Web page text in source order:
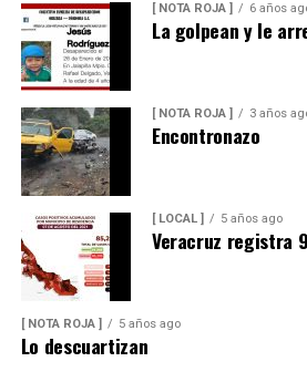
[ NOTA ROJA ] 6 años
La golpean y le
[ NOTA ROJA ] 3 años
Encontronazo
[ LOCAL ] 5 años ago
Veracruz registra
[ NOTA ROJA ] 5 años ago
Lo descuartizan